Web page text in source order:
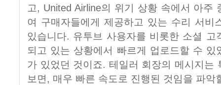
고, United Airline의 위기 상황 속에서 아주
여 구매자들에게 제공하고 있는 수리 서비
있습니다. 유투브 사용자를 비롯한 소셜
되고 있는 상황에서 빠르게 업로드할 수
가 있었던 것이죠. 테일러 회장의 메시지는
보면, 매우 빠른 속도로 진행된 것임을 파악